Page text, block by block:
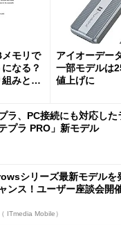
モリで
なる？
みと
アイオーデー
一部モデルは
値上げに
ラ、PC接続にも対応した
テプラ PRO」新モデル
シリーズ最新モデルを
ンス！ユーザー座談会開
ITmedia Mobile）